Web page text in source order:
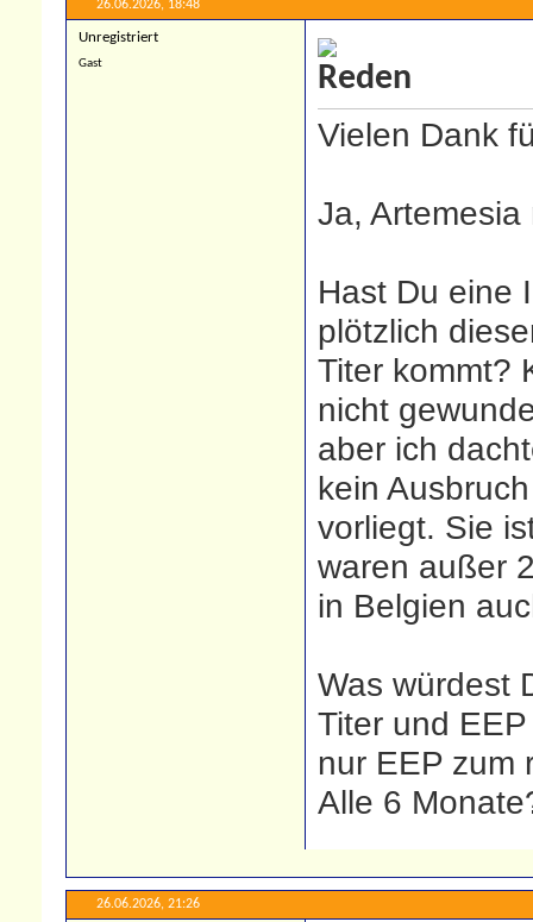
26.06.2026, 18:48
Unregistriert
Gast
Vielen Dank
Ja, Artemesia
Hast Du eine
plötzlich
Titer kommt?
nicht
aber ich
kein Ausbruch
vorliegt. Sie
waren außer
in Belgien
Was würdest
Titer und
nur EEP zum
Alle 6
26.06.2026, 21:26